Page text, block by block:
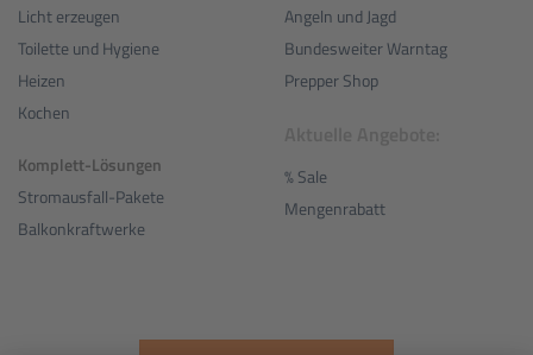
Licht erzeugen
Toilette und Hygiene
Heizen
Kochen
Komplett-Lösungen
Stromausfall-Pakete
Balkonkraftwerke
Angeln und Jagd
Bundesweiter Warntag
Prepper Shop
% Sale
Mengenrabatt